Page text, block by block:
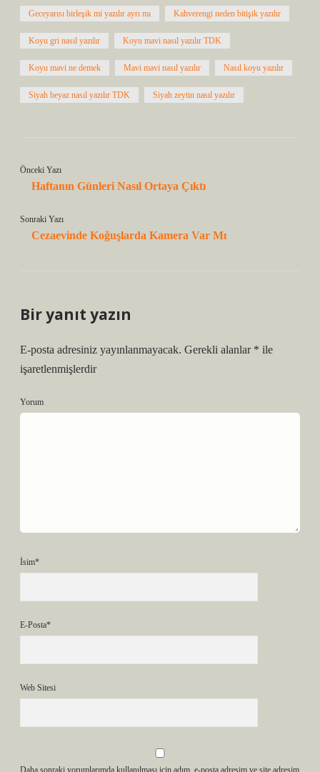
Geceyarısı birleşik mi yazılır ayrı mı Kahverengi neden bitişik yazılır
Koyu gri nasıl yazılır Koyu mavi nasıl yazılır TDK
Koyu mavi ne demek Mavi mavi nasıl yazılır Nasıl koyu yazılır
Siyah beyaz nasıl yazılır TDK Siyah zeytin nasıl yazılır
Önceki Yazı
Haftanın Günleri Nasıl Ortaya Çıktı
Sonraki Yazı
Cezaevinde Koğuşlarda Kamera Var Mı
Bir yanıt yazın
E-posta adresiniz yayınlanmayacak. Gerekli alanlar * ile
işaretlenmişlerdir
Yorum
İsim*
E-Posta*
Web Sitesi
Daha sonraki yorumlarımda kullanılması için adım, e-posta adresim ve site adresim